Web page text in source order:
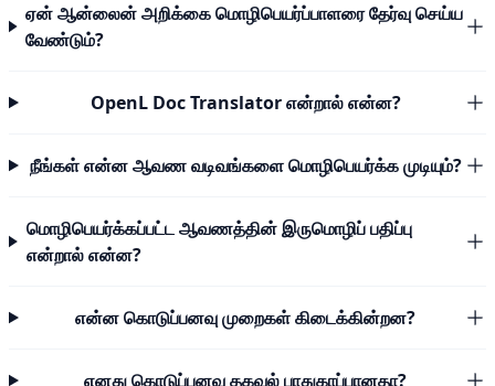
ஏன் ஆன்லைன் அறிக்கை மொழிபெயர்ப்பாளரை தேர்வு செய்ய
வேண்டும்?
OpenL Doc Translator என்றால் என்ன?
நீங்கள் என்ன ஆவண வடிவங்களை மொழிபெயர்க்க முடியும்?
மொழிபெயர்க்கப்பட்ட ஆவணத்தின் இருமொழிப் பதிப்பு
என்றால் என்ன?
என்ன கொடுப்பனவு முறைகள் கிடைக்கின்றன?
எனது கொடுப்பனவு தகவல் பாதுகாப்பானதா?